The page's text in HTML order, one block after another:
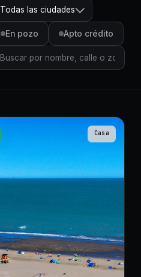
Todas las ciudades
En pozo Apto crédito
Casa